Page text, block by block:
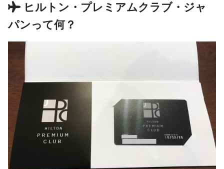
ヒルトン・プレミアムクラブ・ジャ
パンって何？